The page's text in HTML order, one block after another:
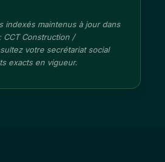
indexés maintenus à jour dans
CCT Construction /
votre secrétariat social
exacts en vigueur.